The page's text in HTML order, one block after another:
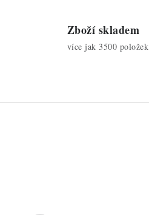
Zboží skladem
více jak 3500 položek